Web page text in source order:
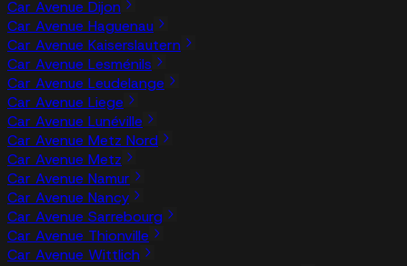
Car Avenue Dijon
Car Avenue Haguenau
Car Avenue Kaiserslautern
Car Avenue Lesménils
Car Avenue Leudelange
Car Avenue Liege
Car Avenue Lunéville
Car Avenue Metz Nord
Car Avenue Metz
Car Avenue Namur
Car Avenue Nancy
Car Avenue Sarrebourg
Car Avenue Thionville
Car Avenue Wittlich